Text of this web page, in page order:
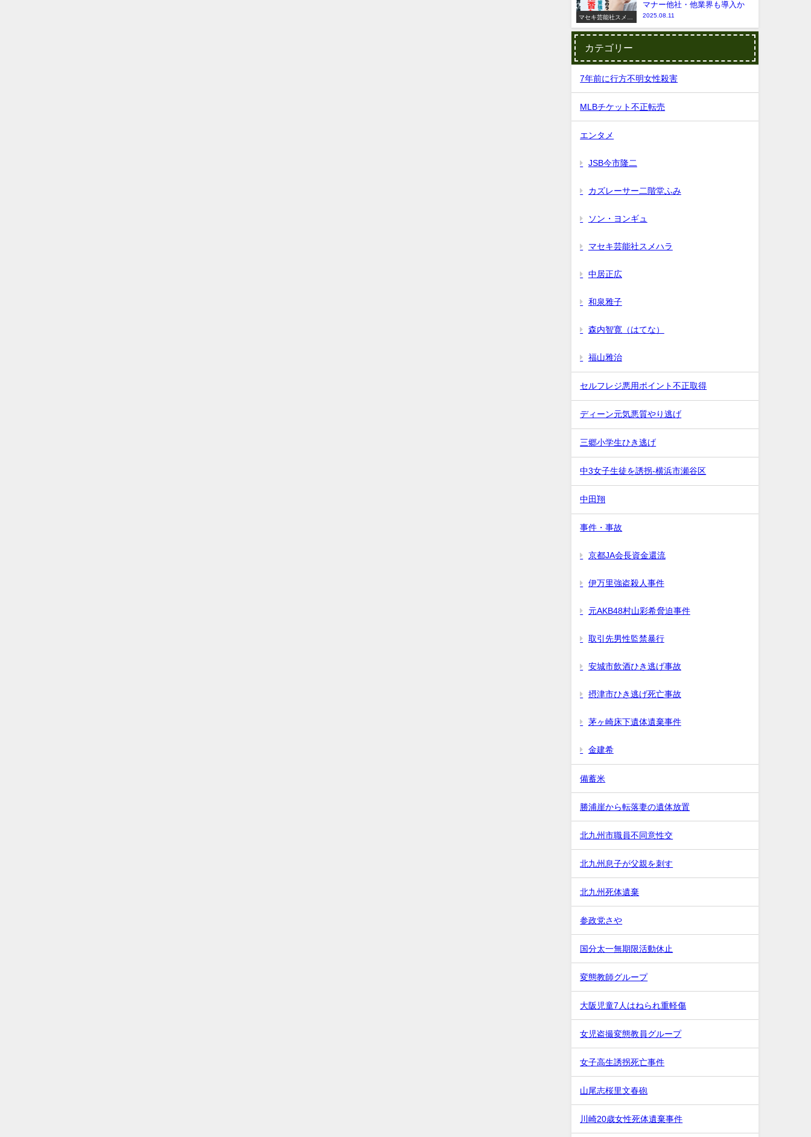
マセキ芸能社スメハ
ラ
マナー他社・他業界も導入か
2025.08.11
カテゴリー
7年前に行方不明女性殺害
MLBチケット不正転売
エンタメ
JSB今市隆二
カズレーサー二階堂ふみ
ソン・ヨンギュ
マセキ芸能社スメハラ
中居正広
和泉雅子
森内智寛（はてな）
福山雅治
セルフレジ悪用ポイント不正取得
ディーン元気悪質やり逃げ
三郷小学生ひき逃げ
中3女子生徒を誘拐-横浜市瀬谷区
中田翔
事件・事故
京都JA会長資金還流
伊万里強盗殺人事件
元AKB48村山彩希脅迫事件
取引先男性監禁暴行
安城市飲酒ひき逃げ事故
摂津市ひき逃げ死亡事故
茅ヶ崎床下遺体遺棄事件
金建希
備蓄米
勝浦崖から転落妻の遺体放置
北九州市職員不同意性交
北九州息子が父親を刺す
北九州死体遺棄
参政党さや
国分太一無期限活動休止
変態教師グループ
大阪児童7人はねられ重軽傷
女児盗撮変態教員グループ
女子高生誘拐死亡事件
山尾志桜里文春砲
川崎20歳女性死体遺棄事件